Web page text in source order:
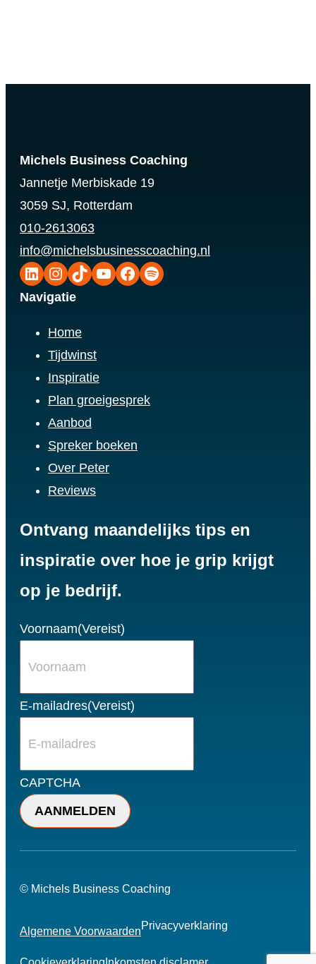
Michels Business Coaching
Jannetje Merbiskade 19
3059 SJ, Rotterdam
010-2613063
info@michelsbusinesscoaching.nl
LinkedIn Instagram TikTok YouTube Facebook Spotify
Navigatie
Home
Tijdwinst
Inspiratie
Plan groeigesprek
Aanbod
Spreker boeken
Over Peter
Reviews
Ontvang maandelijks tips en
inspiratie over hoe je grip krijgt
op je bedrijf.
Voornaam(Vereist)
E-mailadres(Vereist)
CAPTCHA
© Michels Business Coaching
Algemene VoorwaardenPrivacyverklaring